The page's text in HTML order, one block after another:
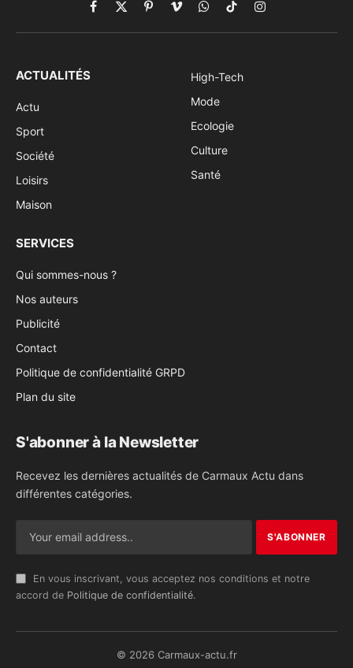
Facebook
X
(Twitter)
PinterestVimeoWhatsApp
TikTokInstagram
ACTUALITÉS
Actu
Sport
Société
Loisirs
Maison
High-Tech
Mode
Ecologie
Culture
Santé
SERVICES
Qui sommes-nous ?
Nos auteurs
Publicité
Contact
Politique de confidentialité GRPD
Plan du site
S'abonner à la Newsletter
Recevez les dernières actualités de Carmaux Actu dans
différentes catégories.
En vous inscrivant, vous acceptez nos conditions et notre
accord de Politique de confidentialité.
© 2026 Carmaux-actu.fr